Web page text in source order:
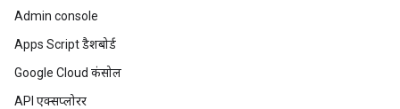
Admin console
Apps Script डैशबोर्ड
Google Cloud कंसोल
API एक्सप्लोरर